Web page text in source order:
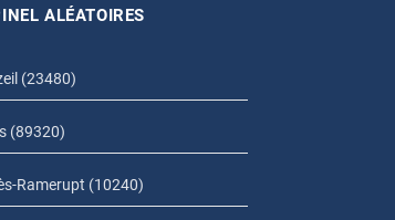
ALÉATOIRES
(23480)
(89320)
Ramerupt (10240)